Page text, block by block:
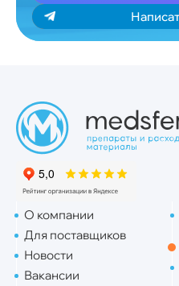
О компании
Для поставщиков
Новости
Вакансии